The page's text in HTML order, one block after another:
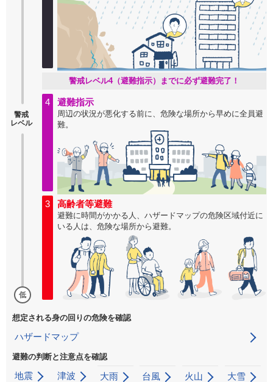
警戒
レベル
警戒レベル4（避難指示）までに必ず避難完了！
4 避難指示
周辺の状況が悪化する前に、危険な場所から早めに全員避
難。
低
3 高齢者等避難
避難に時間がかかる人、ハザードマップの危険区域付近に
いる人は、危険な場所から避難。
想定される身の回りの危険を確認
ハザードマップ
避難の判断と注意点を確認
地震 津波 大雨 台風 火山 大雪